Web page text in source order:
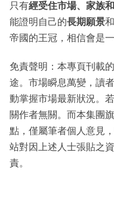
只有經受住市場、家族
能證明自己的長期願景和
帝國的王冠，相信會是
免責聲明：本專頁刊載
途。市場瞬息萬變，讀
動掌握市場最新狀況。
關作者無關。而本集團
點，僅屬筆者個人意見
站對因上述人士張貼之
責。